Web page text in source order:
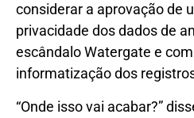
considerar a aprovação de
privacidade dos dados de
escândalo Watergate e
informatização dos
“Onde isso vai acabar?”